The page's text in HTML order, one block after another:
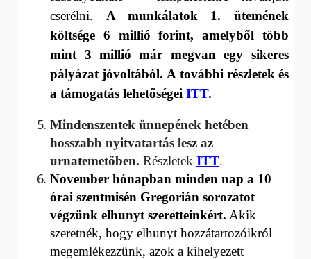
cserélni. A munkálatok 1. ütemének
költsége 6 millió forint, amelyből több
mint 3 millió már megvan egy sikeres
pályázat jóvoltából. A további részletek és
a támogatás lehetőségeiITT.
Mindenszentek ünnepének hetében
hosszabb nyitvatartás lesz az
urnatemetőben. RészletekITT.
November hónapban mindennap a 10
órai szentmisén Gregorián sorozatot
végzünk elhunyt szeretteinkért. Akik
szeretnék, hogy elhunyt hozzátartozóikról
megemlékezzünk, azok a kihelyezett